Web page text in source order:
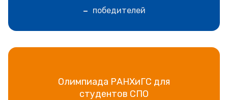
- победителей
Олимпиада РАНХиГС для
студентов СПО